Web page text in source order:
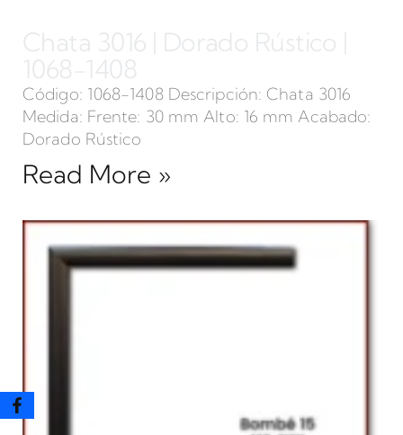
Chata 3016 | Dorado Rústico |
1068-1408
Código: 1068-1408 Descripción: Chata 3016
Medida: Frente: 30 mm Alto: 16 mm Acabado:
Dorado Rústico
Read More »